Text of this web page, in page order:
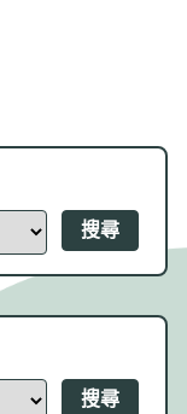
搜尋
搜尋